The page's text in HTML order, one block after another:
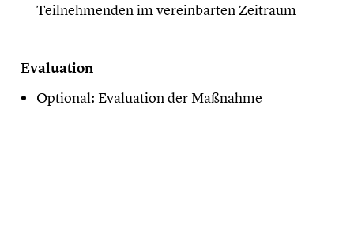
Teilnehmenden im vereinbarten Zeitraum
Evaluation
Optional: Evaluation der Maßnahme